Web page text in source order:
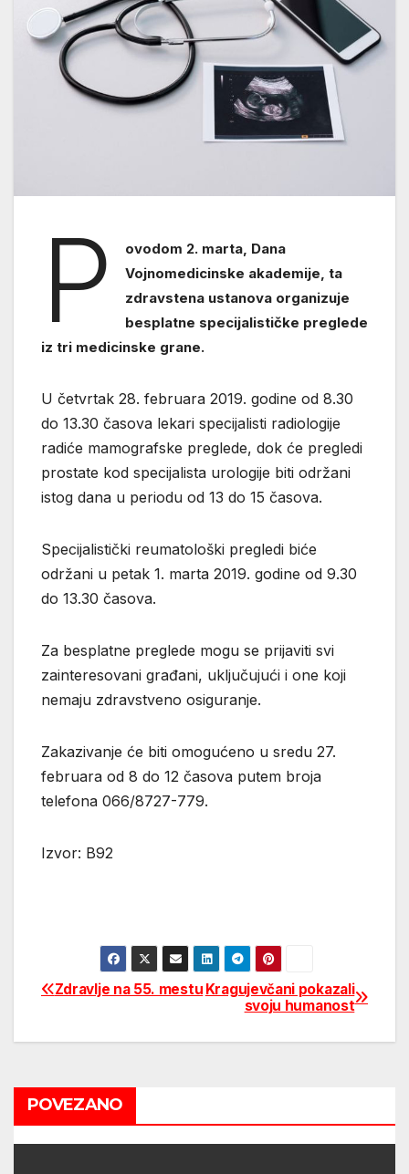
P
ovodom 2. marta, Dana
Vojnomedicinske akademije, ta
zdravstena ustanova organizuje
besplatne specijalističke preglede
iz tri medicinske grane.
U četvrtak 28. februara 2019. godine od 8.30
do 13.30 časova lekari specijalisti radiologije
radiće mamografske preglede, dok će pregledi
prostate kod specijalista urologije biti održani
istog dana u periodu od 13 do 15 časova.
Specijalistički reumatološki pregledi biće
održani u petak 1. marta 2019. godine od 9.30
do 13.30 časova.
Za besplatne preglede mogu se prijaviti svi
zainteresovani građani, uključujući i one koji
nemaju zdravstveno osiguranje.
Zakazivanje će biti omogućeno u sredu 27.
februara od 8 do 12 časova putem broja
telefona 066/8727-779.
Izvor: B92
Post
navigation
Kragujevčani pokazali
svoju humanost
Zdravlje na 55. mestu
POVEZANO